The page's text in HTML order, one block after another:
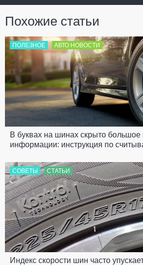
Похожие статьи
ПОЛЕЗНОЕ АВТО НОВОСТИ
В буквах на шинах скрыто большое
информации: инструкция по
СОВЕТЫ СТАТЬИ
Индекс скорости шин часто